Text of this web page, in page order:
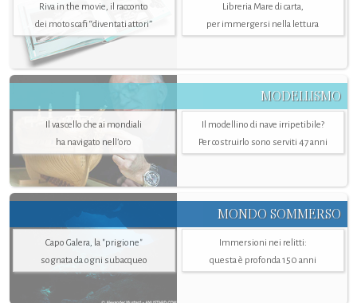
Riva in the movie, il racconto
dei motoscafi “diventati attori”
Libreria Mare di carta,
per immergersi nella lettura
MODELLISMO
Il vascello che ai mondiali
ha navigato nell’oro
Il modellino di nave irripetibile?
Per costruirlo sono serviti 47 anni
MONDO SOMMERSO
Capo Galera, la "prigione"
sognata da ogni subacqueo
Immersioni nei relitti:
questa è profonda 150 anni